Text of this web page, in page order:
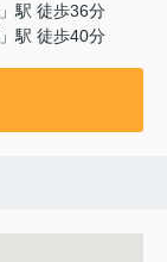
」駅 徒歩36分
」駅 徒歩40分